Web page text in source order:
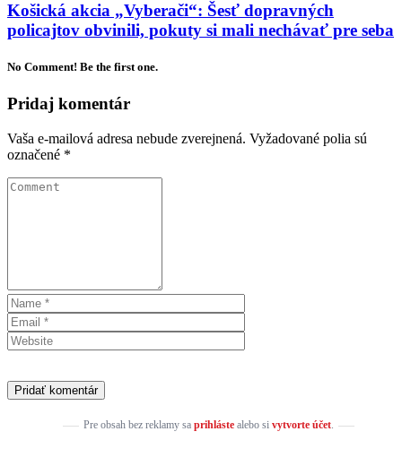
Košická akcia „Vyberači“: Šesť dopravných
policajtov obvinili, pokuty si mali nechávať pre seba
No Comment! Be the first one.
Pridaj komentár
Vaša e-mailová adresa nebude zverejnená. Vyžadované polia sú
označené *
Pre obsah bez reklamy sa prihlástealebo si vytvorte účet.